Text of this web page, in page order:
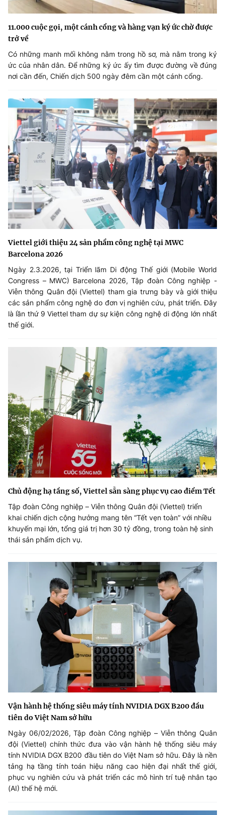
11.000 cuộc gọi, một cánh cổng và hàng vạn ký ức chờ được
trở về
Có những manh mối không nằm trong hồ sơ, mà nằm trong ký
ức của nhân dân. Để những ký ức ấy tìm được đường về đúng
nơi cần đến, Chiến dịch 500 ngày đêm cần một cánh cổng.
Viettel giới thiệu 24 sản phẩm công nghệ tại MWC
Barcelona 2026
Ngày 2.3.2026, tại Triển lãm Di động Thế giới (Mobile World
Congress – MWC) Barcelona 2026, Tập đoàn Công nghiệp -
Viễn thông Quân đội (Viettel) tham gia trưng bày và giới thiệu
các sản phẩm công nghệ do đơn vị nghiên cứu, phát triển. Đây
là lần thứ 9 Viettel tham dự sự kiện công nghệ di động lớn nhất
thế giới.
Chủ động hạ tầng số, Viettel sẵn sàng phục vụ cao điểm Tết
Tập đoàn Công nghiệp – Viễn thông Quân đội (Viettel) triển
khai chiến dịch cộng hưởng mang tên “Tết vẹn toàn” với nhiều
khuyến mại lớn, tổng giá trị hơn 30 tỷ đồng, trong toàn hệ sinh
thái sản phẩm dịch vụ.
Vận hành hệ thống siêu máy tính NVIDIA DGX B200 đầu
tiên do Việt Nam sở hữu
Ngày 06/02/2026, Tập đoàn Công nghiệp – Viễn thông Quân
đội (Viettel) chính thức đưa vào vận hành hệ thống siêu máy
tính NVIDIA DGX B200 đầu tiên do Việt Nam sở hữu. Đây là nền
tảng hạ tầng tính toán hiệu năng cao hiện đại nhất thế giới,
phục vụ nghiên cứu và phát triển các mô hình trí tuệ nhân tạo
(AI) thế hệ mới.